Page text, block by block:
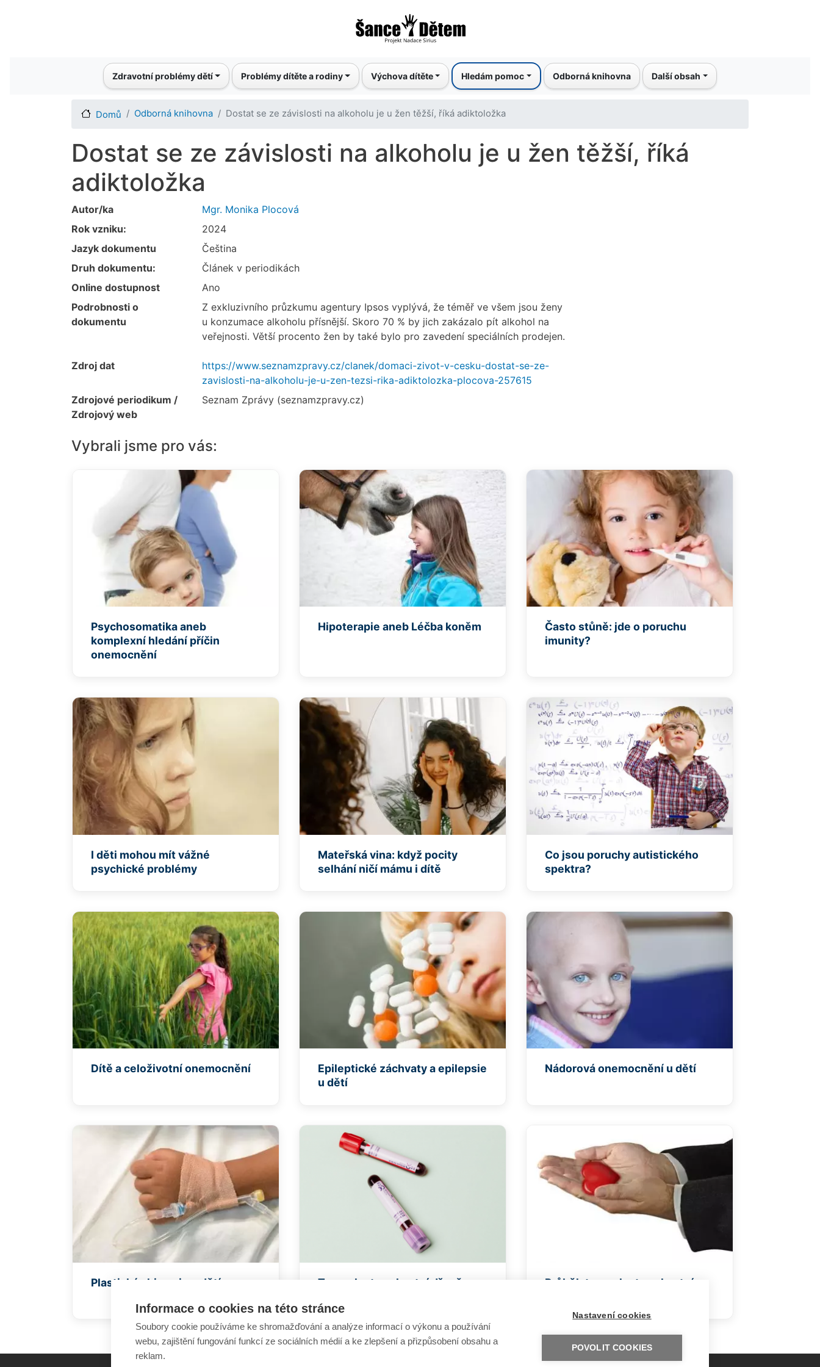
k
hlavnímu
Main navigationZdravotní problémy dětí Problémy dítěte a rodiny Výchova dítěte Hledám pomoc Odborná knihovna Další obsah
Domů Odborná knihovna Dostat se ze závislosti na alkoholu je u žen těžší, říká adiktoložka
Dostat se ze závislosti na alkoholu je u žen těžší, říká
adiktoložka
Autor/ka
Mgr. Monika Plocová
Rok vzniku:
2024
Jazyk dokumentu
Čeština
Druh dokumentu:
Článek v periodikách
Online dostupnost
Ano
Podrobnosti o
dokumentu
Z exkluzivního průzkumu agentury Ipsos vyplývá, že téměř ve všem jsou ženy
u konzumace alkoholu přísnější. Skoro 70 % by jich zakázalo pít alkohol na
veřejnosti. Větší procento žen by také bylo pro zavedení speciálních prodejen.
Zdroj dat
https://www.seznamzpravy.cz/clanek/domaci-zivot-v-cesku-dostat-se-ze-
zavislosti-na-alkoholu-je-u-zen-tezsi-rika-adiktolozka-plocova-257615
Zdrojové periodikum /
Zdrojový web
Seznam Zprávy (seznamzpravy.cz)
Vybrali jsme pro vás:
Psychosomatika aneb
komplexní hledání příčin
onemocnění
Hipoterapie aneb Léčba koněm
Často stůně: jde o poruchu
imunity?
I děti mohou mít vážné
psychické problémy
Mateřská vina: když pocity
selhání ničí mámu i dítě
Co jsou poruchy autistického
spektra?
Dítě a celoživotní onemocnění
Epileptické záchvaty a epilepsie
u dětí
Nádorová onemocnění u dětí
Plastická chirurgie u dětí Transplantace kostní dřeně
Průběh transplantace kostní
Informace o cookies na této stránce
Soubory cookie používáme ke shromažďování a analýze informací o výkonu a používání
webu, zajištění fungování funkcí ze sociálních médií a ke zlepšení a přizpůsobení obsahu a
reklam.
Nastavení cookies
POVOLIT COOKIES